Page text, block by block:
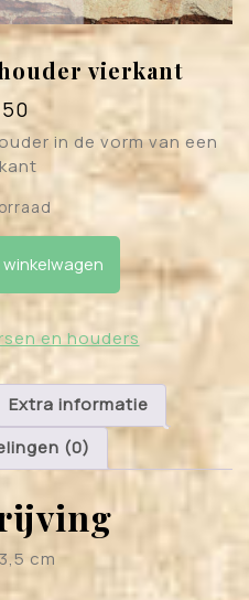
vierkant
in de vorm van een
vierkant aantal
en houders
Extra informatie
(0)
cm